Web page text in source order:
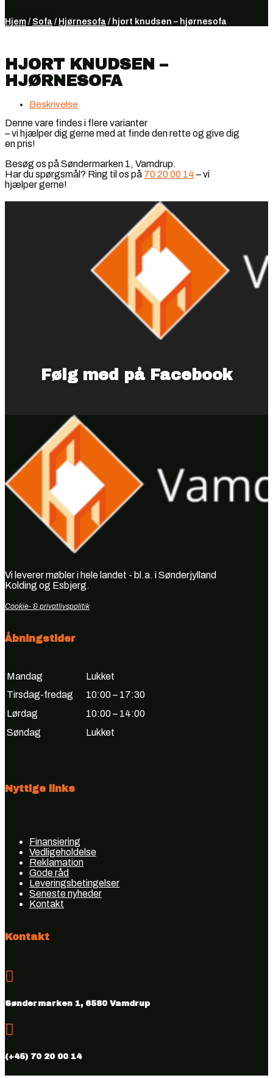
Hjem / Sofa / Hjørnesofa / hjort knudsen – hjørnesofa
HJORT KNUDSEN –
HJØRNESOFA
Beskrivelse
Denne vare findes i flere varianter
– vi hjælper dig gerne med at finde den rette og give dig
en pris!
Besøg os på Søndermarken 1, Vamdrup.
Har du spørgsmål? Ring til os på 70 20 00 14 – vi
hjælper gerne!
Følg med på Facebook
Vi leverer møbler i hele landet - bl.a. i Sønderjylland
Kolding og Esbjerg.
Cookie- & privatlivspolitik
Åbningstider
Mandag
Lukket
Tirsdag-fredag
10:00 – 17:30
Lørdag
10:00 – 14:00
Søndag
Lukket
Nyttige links
Finansiering
Vedligeholdelse
Reklamation
Gode råd
Leveringsbetingelser
Seneste nyheder
Kontakt
Kontakt

Søndermarken 1, 6580 Vamdrup

(+45) 70 20 00 14